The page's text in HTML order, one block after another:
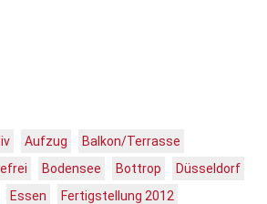
Aufzug
Balkon/Terrasse
Bodensee Bottrop
Düsseldorf
Essen
Fertigstellung 2012